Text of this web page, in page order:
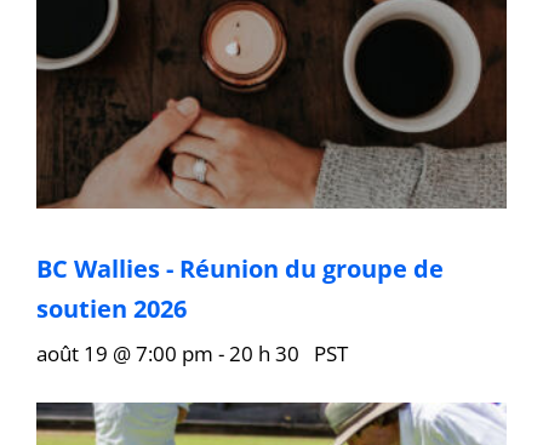
BC Wallies - Réunion du groupe de
soutien 2026
août 19 @ 7:00 pm -20 h 30 PST